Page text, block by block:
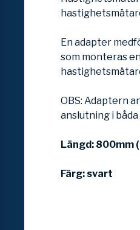
En adapter
som monteras
OBS: Adaptern
anslutning i båda
Längd: 800mm
Färg: svart